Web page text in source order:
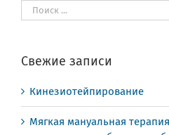
Результат
поиска:
Свежие записи
Кинезиотейпирование
Мягкая мануальная